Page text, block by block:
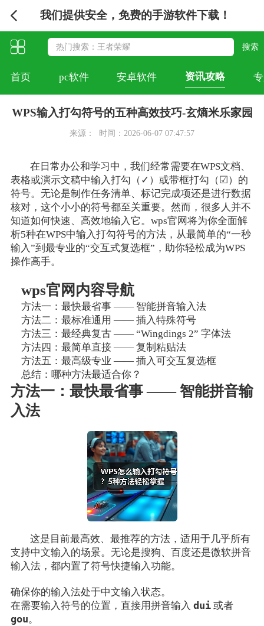
我们提供安全，免费的手游软件下载！
首页 pc软件 安卓软件 资讯攻略
WPS输入打勾符号的五种高效技巧-玄熵米乐家园
来源： 时间：2026-06-07 07:47:57
在日常办公和学习中，我们经常需要在WPS文档、
表格或演示文稿中输入打勾（✓）或带框打勾（☑）的
符号。无论是制作任务清单、标记完成项还是进行数据
核对，这个小小的符号都至关重要。然而，很多人并不
知道如何快速、高效地输入它。wps官网将为你全面解
析5种在WPS中输入打勾符号的方法，从最简单的“一秒
输入”到最专业的“交互式复选框”，助你轻松成为WPS
操作高手。
wps官网内容导航
方法一：最快最省事 —— 智能拼音输入法
方法二：最标准通用 —— 插入特殊符号
方法三：最经典复古 —— “Wingdings 2” 字体法
方法四：最简单直接 —— 复制粘贴法
方法五：最高级专业 —— 插入可交互复选框
总结：哪种方法最适合你？
方法一：最快最省事 —— 智能拼音输
入法
这是目前最高效、最推荐的方法，适用于几乎所有
支持中文输入的场景。无论是搜狗、百度还是微软拼音
输入法，都内置了符号快捷输入功能。
确保你的输入法处于中文输入状态。
在需要输入符号的位置，直接用拼音输入 dui或者
gou。